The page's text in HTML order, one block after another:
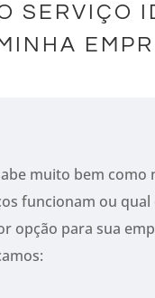
SERVIÇO
muito bem como
funcionam ou qual
opção para sua